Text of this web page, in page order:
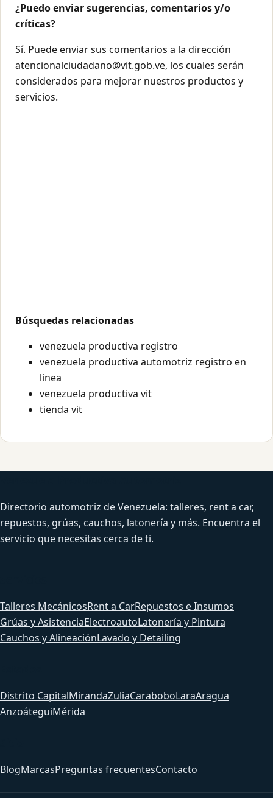
¿Puedo enviar sugerencias, comentarios y/o
críticas?
Sí. Puede enviar sus comentarios a la dirección
atencionalciudadano@vit.gob.ve, los cuales serán
considerados para mejorar nuestros productos y
servicios.
Búsquedas relacionadas
venezuela productiva registro
venezuela productiva automotriz registro en
linea
venezuela productiva vit
tienda vit
Directorio automotriz de Venezuela: talleres, rent a car,
repuestos, grúas, cauchos, latonería y más. Encuentra el
servicio que necesitas cerca de ti.
Talleres MecánicosRent a CarRepuestos e Insumos
Grúas y AsistenciaElectroautoLatonería y Pintura
Cauchos y AlineaciónLavado y Detailing
Distrito CapitalMirandaZuliaCaraboboLaraAragua
AnzoáteguiMérida
BlogMarcasPreguntas frecuentesContacto